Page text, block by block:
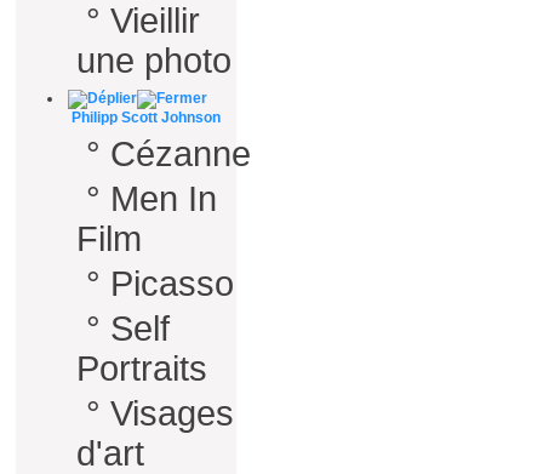
° Vieillir
une photo
Philipp Scott Johnson
° Cézanne
° Men In
Film
° Picasso
° Self
Portraits
° Visages
d'art